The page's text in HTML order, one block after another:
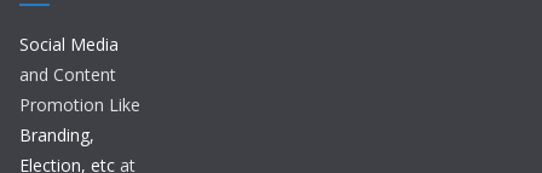
Social Media
and Content
Promotion Like
Branding,
Election, etc at